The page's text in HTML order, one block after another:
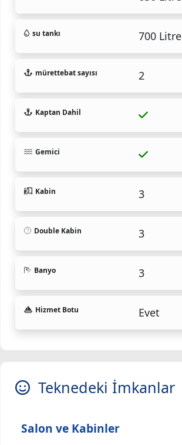
su tankı 700 Litre
mürettebat sayısı 2
Kaptan Dahil
Gemici
Kabin 3
Double Kabin 3
Banyo 3
Hizmet Botu Evet
Teknedeki İmkanlar
Salon ve Kabinler